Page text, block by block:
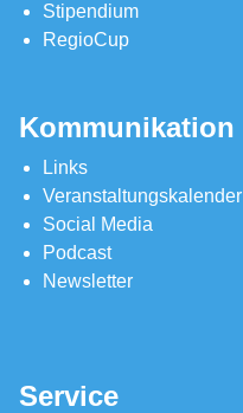
Stipendium
RegioCup
Kommunikation
Links
Veranstaltungskalender
Social Media
Podcast
Newsletter
Service